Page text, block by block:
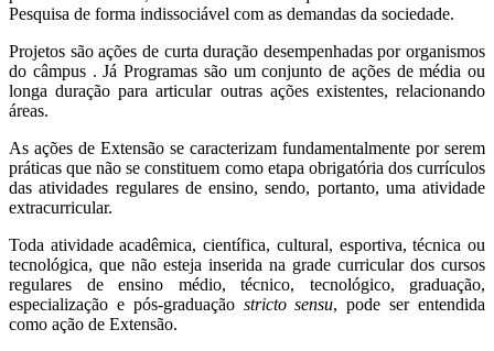
Pesquisa de forma indissociável com as demandas da sociedade.
Projetos são ações de curta duração desempenhadas por organismos
do câmpus . Já Programas são um conjunto de ações de média ou
longa duração para articular outras ações existentes, relacionando
áreas.
As ações de Extensão se caracterizam fundamentalmente por serem
práticas que não se constituem como etapa obrigatória dos currículos
das atividades regulares de ensino, sendo, portanto, uma atividade
extracurricular.
Toda atividade acadêmica, científica, cultural, esportiva, técnica ou
tecnológica, que não esteja inserida na grade curricular dos cursos
regulares de ensino médio, técnico, tecnológico, graduação,
especialização e pós-graduação stricto sensu, pode ser entendida
como ação de Extensão.